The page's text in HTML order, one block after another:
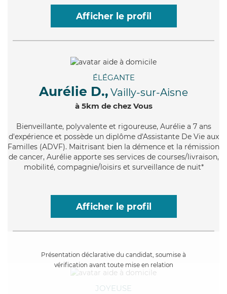
Afficher le profil
ÉLÉGANTE
Aurélie D., Vailly-sur-Aisne
à 5km de chez Vous
Bienveillante, polyvalente et rigoureuse, Aurélie a 7 ans
d'expérience et possède un diplôme d'Assistante De Vie aux
Familles (ADVF). Maitrisant bien la démence et la rémission
de cancer, Aurélie apporte ses services de courses/livraison,
mobilité, compagnie/loisirs et surveillance de nuit*
Afficher le profil
Présentation déclarative du candidat, soumise à
vérification avant toute mise en relation
JOYEUSE